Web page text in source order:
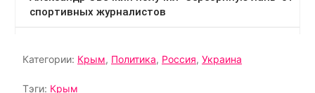
Категории: Крым, Политика, Россия, Украина
Тэги: Крым